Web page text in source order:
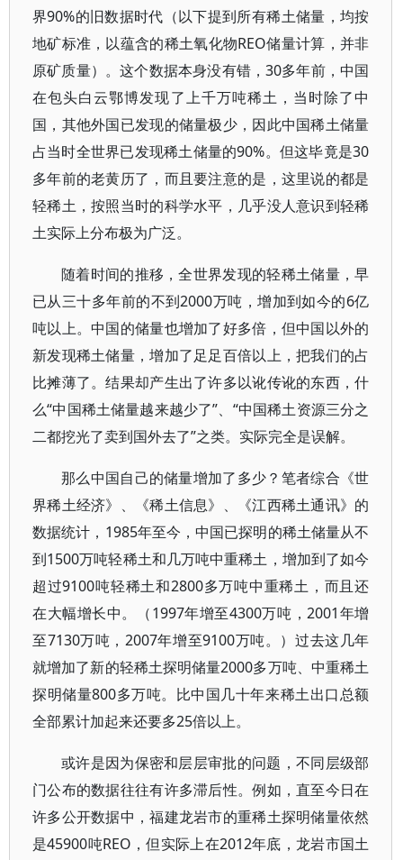
界90%的旧数据时代（以下提到所有稀土储量，均按
地矿标准，以蕴含的稀土氧化物REO储量计算，并非
原矿质量）。这个数据本身没有错，30多年前，中国
在包头白云鄂博发现了上千万吨稀土，当时除了中
国，其他外国已发现的储量极少，因此中国稀土储量
占当时全世界已发现稀土储量的90%。但这毕竟是30
多年前的老黄历了，而且要注意的是，这里说的都是
轻稀土，按照当时的科学水平，几乎没人意识到轻稀
土实际上分布极为广泛。
随着时间的推移，全世界发现的轻稀土储量，早
已从三十多年前的不到2000万吨，增加到如今的6亿
吨以上。中国的储量也增加了好多倍，但中国以外的
新发现稀土储量，增加了足足百倍以上，把我们的占
比摊薄了。结果却产生出了许多以讹传讹的东西，什
么“中国稀土储量越来越少了”、“中国稀土资源三分之
二都挖光了卖到国外去了”之类。实际完全是误解。
那么中国自己的储量增加了多少？笔者综合《世
界稀土经济》、《稀土信息》、《江西稀土通讯》的
数据统计，1985年至今，中国已探明的稀土储量从不
到1500万吨轻稀土和几万吨中重稀土，增加到了如今
超过9100吨轻稀土和2800多万吨中重稀土，而且还
在大幅增长中。（1997年增至4300万吨，2001年增
至7130万吨，2007年增至9100万吨。）过去这几年
就增加了新的轻稀土探明储量2000多万吨、中重稀土
探明储量800多万吨。比中国几十年来稀土出口总额
全部累计加起来还要多25倍以上。
或许是因为保密和层层审批的问题，不同层级部
门公布的数据往往有许多滞后性。例如，直至今日在
许多公开数据中，福建龙岩市的重稀土探明储量依然
是45900吨REO，但实际上在2012年底，龙岩市国土